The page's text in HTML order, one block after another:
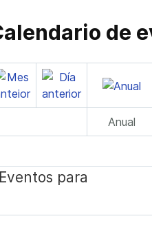
de
Anual
Eventos para